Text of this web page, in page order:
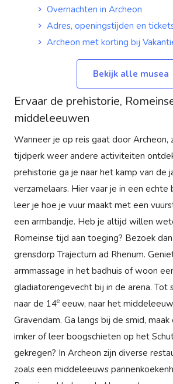
Overnachten in Archeon
Adres, openingstijden en
Archeon met korting bij
Bekijk alle musea
Ervaar de prehistorie,
middeleeuwen
Wanneer je op reis gaat door Archeon,
tijdperk weer andere activiteiten
prehistorie ga je naar het kamp van de
verzamelaars. Hier vaar je in een echte
leer je hoe je vuur maakt met een
een armbandje. Heb je altijd willen
Romeinse tijd aan toeging? Bezoek
grensdorp Trajectum ad Rhenum.
armmassage in het badhuis of woon
gladiatorengevecht bij in de arena. Tot
naar de 14e eeuw, naar het
Gravendam. Ga langs bij de smid,
imker of leer boogschieten op het
gekregen? In Archeon zijn diverse
zoals een middeleeuws